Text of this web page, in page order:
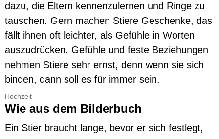
dazu, die Eltern kennenzulernen und Ringe zu
tauschen. Gern machen Stiere Geschenke, das
fällt ihnen oft leichter, als Gefühle in Worten
auszudrücken. Gefühle und feste Beziehungen
nehmen Stiere sehr ernst, denn wenn sie sich
binden, dann soll es für immer sein.
Hochzeit
Wie aus dem Bilderbuch
Ein Stier braucht lange, bevor er sich festlegt,